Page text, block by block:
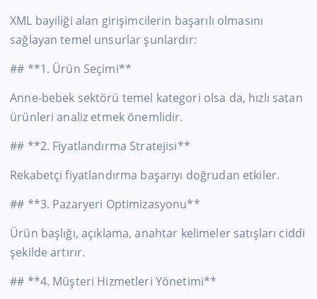
XML bayiliği alan girişimcilerin başarılı olmasını
sağlayan temel unsurlar şunlardır:
## **1. Ürün Seçimi**
Anne-bebek sektörü temel kategori olsa da, hızlı satan
ürünleri analiz etmek önemlidir.
## **2. Fiyatlandırma Stratejisi**
Rekabetçi fiyatlandırma başarıyı doğrudan etkiler.
## **3. Pazaryeri Optimizasyonu**
Ürün başlığı, açıklama, anahtar kelimeler satışları ciddi
şekilde artırır.
## **4. Müşteri Hizmetleri Yönetimi**